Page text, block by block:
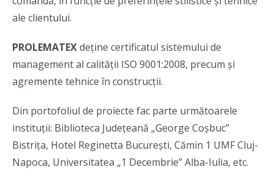
ale clientului.
PROLEMATEXdeține certificatul sistemului de
management al calității ISO 9001:2008, precum și
agremente tehnice în construcții.
Din portofoliul de proiecte fac parte următoarele
instituții: Biblioteca Județeană „George Coșbuc”
Bistrița, Hotel Reginetta București, Cămin 1 UMF Cluj-
Napoca, Universitatea „1 Decembrie” Alba-Iulia, etc.